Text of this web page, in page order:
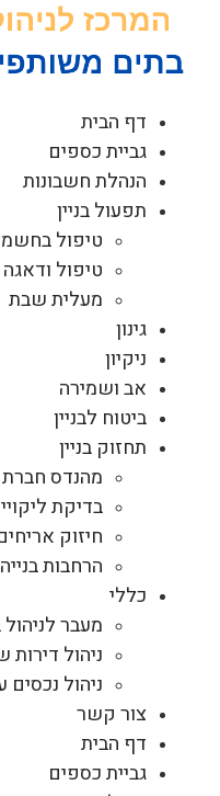
דף הבית
גביית כספים
הנהלת חשבונות
תפעול בניין
טיפול
טיפול ודאגה
מעלית שבת
גינון
ניקיון
אב ושמירה
ביטוח לבניין
תחזוק בניין
מהנדס חברת
בדיקת
חיזוק
הרחבות בנייה
כללי
מעבר
ניהול דירות
ניהול נכסים
צור קשר
דף הבית
גביית כספים